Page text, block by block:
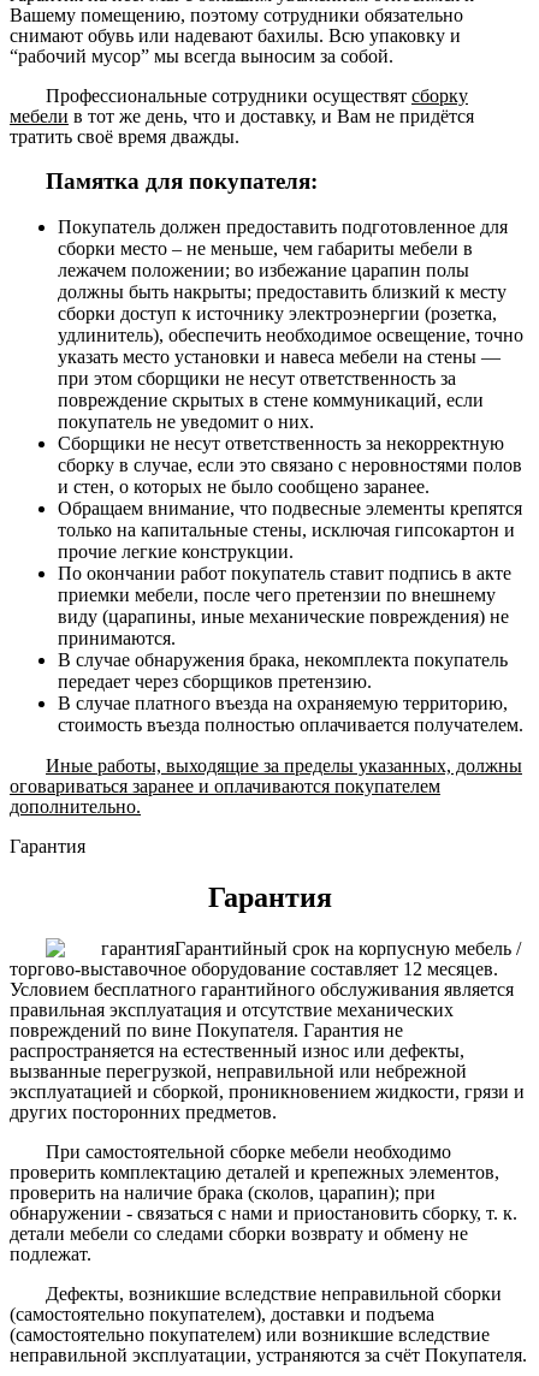
Вашему помещению, поэтому сотрудники обязательно
снимают обувь или надевают бахилы. Всю упаковку и
“рабочий мусор” мы всегда выносим за собой.
Профессиональные сотрудники осуществят сборку
мебели в тот же день, что и доставку, и Вам не придётся
тратить своё время дважды.
Памятка для покупателя:
Покупатель должен предоставить подготовленное для
сборки место – не меньше, чем габариты мебели в
лежачем положении; во избежание царапин полы
должны быть накрыты; предоставить близкий к месту
сборки доступ к источнику электроэнергии (розетка,
удлинитель), обеспечить необходимое освещение, точно
указать место установки и навеса мебели на стены —
при этом сборщики не несут ответственность за
повреждение скрытых в стене коммуникаций, если
покупатель не уведомит о них.
Сборщики не несут ответственность за некорректную
сборку в случае, если это связано с неровностями полов
и стен, о которых не было сообщено заранее.
Обращаем внимание, что подвесные элементы крепятся
только на капитальные стены, исключая гипсокартон и
прочие легкие конструкции.
По окончании работ покупатель ставит подпись в акте
приемки мебели, после чего претензии по внешнему
виду (царапины, иные механические повреждения) не
принимаются.
В случае обнаружения брака, некомплекта покупатель
передает через сборщиков претензию.
В случае платного въезда на охраняемую территорию,
стоимость въезда полностью оплачивается получателем.
Иные работы, выходящие за пределы указанных, должны
оговариваться заранее и оплачиваются покупателем
дополнительно.
Гарантия
Гарантия
Гарантийный срок на корпусную мебель /
торгово-выставочное оборудование составляет 12 месяцев.
Условием бесплатного гарантийного обслуживания является
правильная эксплуатация и отсутствие механических
повреждений по вине Покупателя. Гарантия не
распространяется на естественный износ или дефекты,
вызванные перегрузкой, неправильной или небрежной
эксплуатацией и сборкой, проникновением жидкости, грязи и
других посторонних предметов.
При самостоятельной сборке мебели необходимо
проверить комплектацию деталей и крепежных элементов,
проверить на наличие брака (сколов, царапин); при
обнаружении - связаться с нами и приостановить сборку, т. к.
детали мебели со следами сборки возврату и обмену не
подлежат.
Дефекты, возникшие вследствие неправильной сборки
(самостоятельно покупателем), доставки и подъема
(самостоятельно покупателем) или возникшие вследствие
неправильной эксплуатации, устраняются за счёт Покупателя.